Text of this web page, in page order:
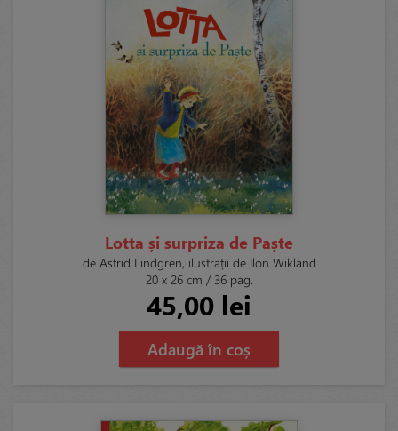
Lotta și surpriza de Paște
de Astrid Lindgren, ilustrații de Ilon Wikland
20 x 26 cm / 36 pag.
45,00 lei
Adaugă în coș